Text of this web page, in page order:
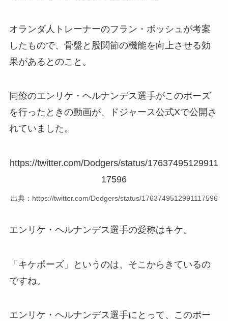
オランダ人トレーナーのフラン・ボッシュが考案
したもので、骨盤と股関節の機能を向上させる効
果があるとのこと。
同僚のエンリケ・ヘルナンデス選手がこのポーズ
を行ったときの動画が、ドジャース公式Xで公開さ
れていました。
https://twitter.com/Dodgers/status/17637495129911
17596
出典：https://twitter.com/Dodgers/status/1763749512991117596
エンリケ・ヘルナンデス選手の愛称はキケ。
「キケポーズ」というのは、そこからきているの
ですね。
エンリケ・ヘルナンデス選手にとって、このポー